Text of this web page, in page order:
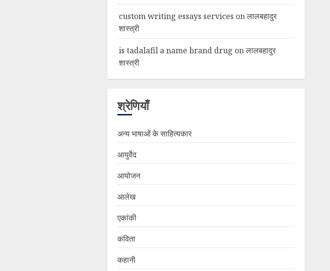
custom writing essays services onलालबहादुर
शास्त्री
is tadalafil a name brand drug onलालबहादुर
शास्त्री
श्रेणियाँ
अन्य भाषाओं के साहित्यकार
आयुर्वेद
आयोजन
आलेख
एकांकी
कविता
कहानी